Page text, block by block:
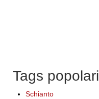
Tags popolari
Schianto